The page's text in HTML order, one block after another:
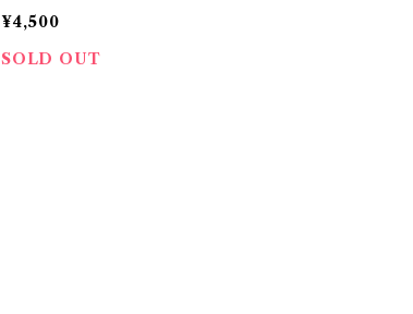
n made in Hida Takayama
¥4,500
SOLD OUT